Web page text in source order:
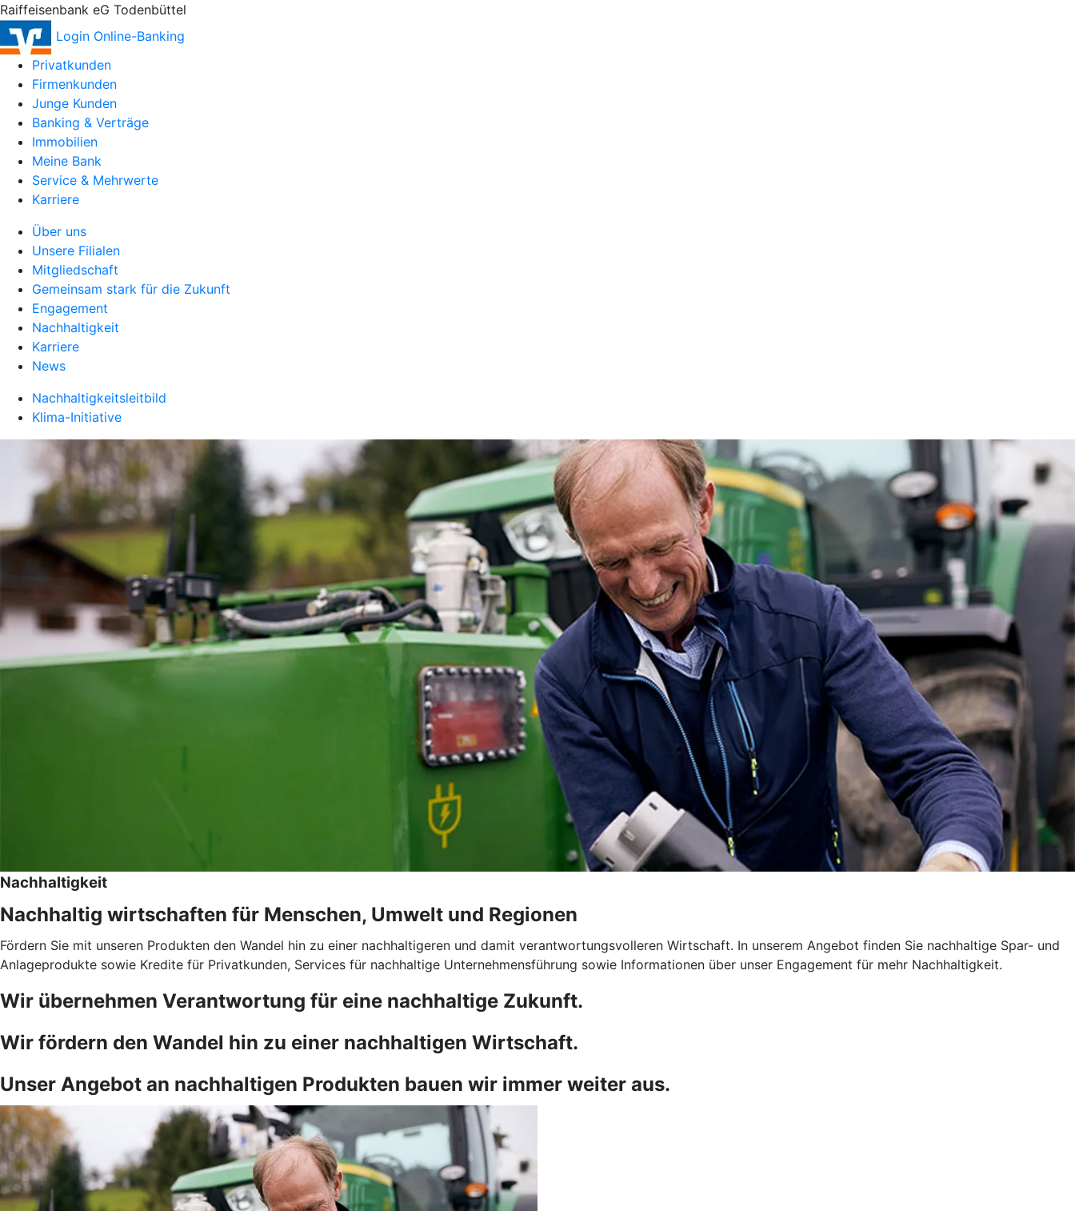
Raiffeisenbank eG Todenbüttel
Login Online-Banking
Privatkunden
Firmenkunden
Junge Kunden
Banking & Verträge
Immobilien
Meine Bank
Service & Mehrwerte
Karriere
Über uns
Unsere Filialen
Mitgliedschaft
Gemeinsam stark für die Zukunft
Engagement
Nachhaltigkeit
Karriere
News
Nachhaltigkeitsleitbild
Klima-Initiative
Nachhaltigkeit
Nachhaltig wirtschaften für Menschen, Umwelt und Regionen
Fördern Sie mit unseren Produkten den Wandel hin zu einer nachhaltigeren und damit verantwortungsvolleren Wirtschaft. In unserem Angebot finden Sie nachhaltige Spar- und
Anlageprodukte sowie Kredite für Privatkunden, Services für nachhaltige Unternehmensführung sowie Informationen über unser Engagement für mehr Nachhaltigkeit.
Wir übernehmen Verantwortung für eine nachhaltige Zukunft.
Wir fördern den Wandel hin zu einer nachhaltigen Wirtschaft.
Unser Angebot an nachhaltigen Produkten bauen wir immer weiter aus.